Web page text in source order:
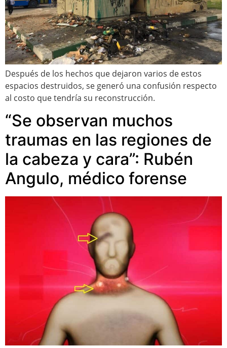
Después de los hechos que dejaron varios de estos
espacios destruidos, se generó una confusión respecto
al costo que tendría su reconstrucción.
“Se observan muchos
traumas en las regiones de
la cabeza y cara”: Rubén
Angulo, médico forense